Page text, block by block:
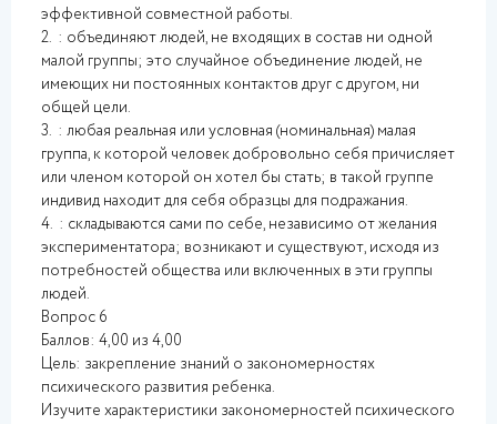
эффективной совместной работы.
2. : объединяют людей, не входящих в состав ни одной
малой группы; это случайное объединение людей, не
имеющих ни постоянных контактов друг с другом, ни
общей цели.
3. : любая реальная или условная (номинальная) малая
группа, к которой человек добровольно себя причисляет
или членом которой он хотел бы стать; в такой группе
индивид находит для себя образцы для подражания.
4. : складываются сами по себе, независимо от желания
экспериментатора; возникают и существуют, исходя из
потребностей общества или включенных в эти группы
людей.
Вопрос 6
Баллов: 4,00 из 4,00
Цель: закрепление знаний о закономерностях
психического развития ребенка.
Изучите характеристики закономерностей психического